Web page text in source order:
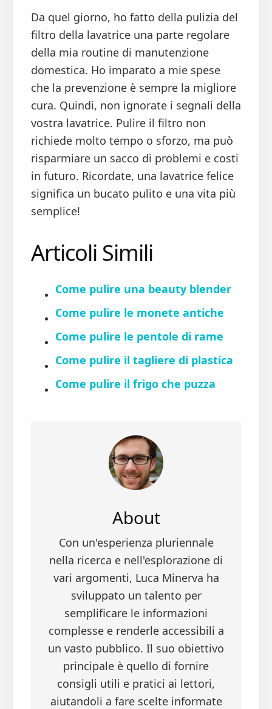
Da quel giorno, ho fatto della pulizia del
filtro della lavatrice una parte regolare
della mia routine di manutenzione
domestica. Ho imparato a mie spese
che la prevenzione è sempre la migliore
cura. Quindi, non ignorate i segnali della
vostra lavatrice. Pulire il filtro non
richiede molto tempo o sforzo, ma può
risparmiare un sacco di problemi e costi
in futuro. Ricordate, una lavatrice felice
significa un bucato pulito e una vita più
semplice!
Articoli Simili
Come pulire una beauty blender
Come pulire le monete antiche
Come pulire le pentole di rame
Come pulire il tagliere di plastica
Come pulire il frigo che puzza
About
Con un'esperienza pluriennale
nella ricerca e nell'esplorazione di
vari argomenti, Luca Minerva ha
sviluppato un talento per
semplificare le informazioni
complesse e renderle accessibili a
un vasto pubblico. Il suo obiettivo
principale è quello di fornire
consigli utili e pratici ai lettori,
aiutandoli a fare scelte informate